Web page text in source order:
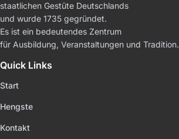
staatlichen Gestüte Deutschlands
und wurde 1735 gegründet.
Es ist ein bedeutendes Zentrum
für Ausbildung, Veranstaltungen und Tradition.
Quick Links
Start
Hengste
Kontakt